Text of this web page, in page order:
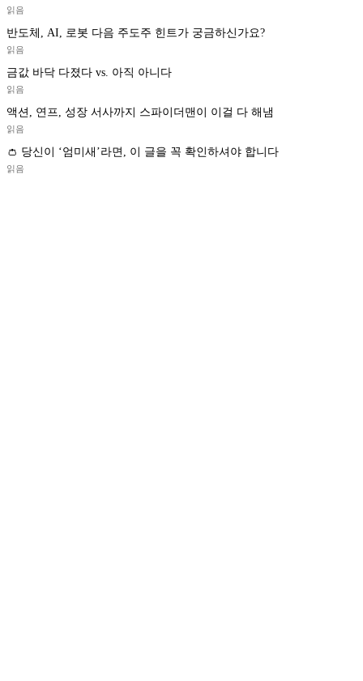
읽음
반도체, AI, 로봇 다음 주도주 힌트가 궁금하신가요?
읽음
금값 바닥 다졌다 vs. 아직 아니다
읽음
액션, 연프, 성장 서사까지 스파이더맨이 이걸 다 해냄
읽음
👛 당신이 ‘엄미새’라면, 이 글을 꼭 확인하셔야 합니다
읽음